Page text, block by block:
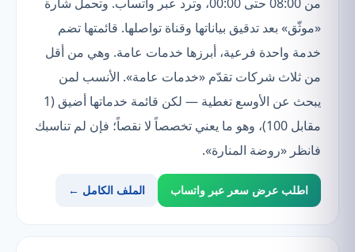
«موثّق» بعد تدقيق بياناتها وقناة تواصلها. قائمتها تضم
خدمة واحدة فرعية، أبرزها خدمات عامة. وهي من أقل
من ثلاث شركات تقدّم «خدمات عامة». الأنسب لمن
يبحث عن الأوسع تغطية — لكن قائمة خدماتها أضيق (1
مقابل 100)، وهو ما يعني تخصصاً لا نقصاً؛ فإن لم تناسبك
فانظر «روضة المنارة».
اطلب عرض سعر عبر واتساب الملف الكامل ←